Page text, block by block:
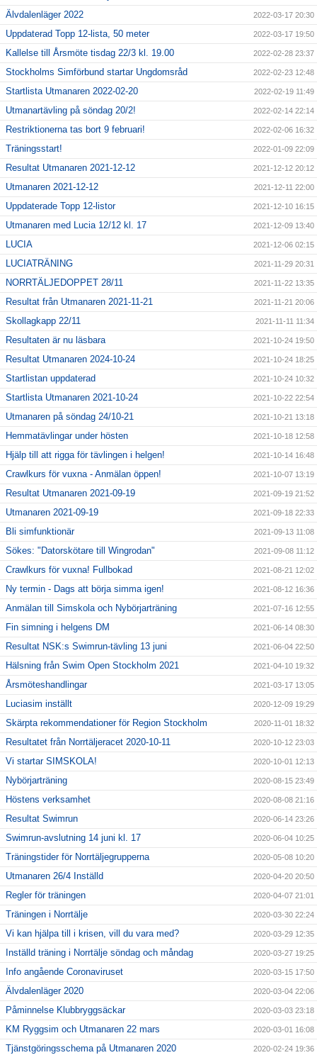
Älvdalenläger 2022 2022-03-17 20:30
Uppdaterad Topp 12-lista, 50 meter 2022-03-17 19:50
Kallelse till Årsmöte tisdag 22/3 kl. 19.00 2022-02-28 23:37
Stockholms Simförbund startar Ungdomsråd 2022-02-23 12:48
Startlista Utmanaren 2022-02-20 2022-02-19 11:49
Utmanartävling på söndag 20/2! 2022-02-14 22:14
Restriktionerna tas bort 9 februari! 2022-02-06 16:32
Träningsstart! 2022-01-09 22:09
Resultat Utmanaren 2021-12-12 2021-12-12 20:12
Utmanaren 2021-12-12 2021-12-11 22:00
Uppdaterade Topp 12-listor 2021-12-10 16:15
Utmanaren med Lucia 12/12 kl. 17 2021-12-09 13:40
LUCIA 2021-12-06 02:15
LUCIATRÄNING 2021-11-29 20:31
NORRTÄLJEDOPPET 28/11 2021-11-22 13:35
Resultat från Utmanaren 2021-11-21 2021-11-21 20:06
Skollagkapp 22/11 2021-11-11 11:34
Resultaten är nu läsbara 2021-10-24 19:50
Resultat Utmanaren 2024-10-24 2021-10-24 18:25
Startlistan uppdaterad 2021-10-24 10:32
Startlista Utmanaren 2021-10-24 2021-10-22 22:54
Utmanaren på söndag 24/10-21 2021-10-21 13:18
Hemmatävlingar under hösten 2021-10-18 12:58
Hjälp till att rigga för tävlingen i helgen! 2021-10-14 16:48
Crawlkurs för vuxna - Anmälan öppen! 2021-10-07 13:19
Resultat Utmanaren 2021-09-19 2021-09-19 21:52
Utmanaren 2021-09-19 2021-09-18 22:33
Bli simfunktionär 2021-09-13 11:08
Sökes: "Datorskötare till Wingrodan" 2021-09-08 11:12
Crawlkurs för vuxna! Fullbokad 2021-08-21 12:02
Ny termin - Dags att börja simma igen! 2021-08-12 16:36
Anmälan till Simskola och Nybörjarträning 2021-07-16 12:55
Fin simning i helgens DM 2021-06-14 08:30
Resultat NSK:s Swimrun-tävling 13 juni 2021-06-04 22:50
Hälsning från Swim Open Stockholm 2021 2021-04-10 19:32
Årsmöteshandlingar 2021-03-17 13:05
Luciasim inställt 2020-12-09 19:29
Skärpta rekommendationer för Region Stockholm 2020-11-01 18:32
Resultatet från Norrtäljeracet 2020-10-11 2020-10-12 23:03
Vi startar SIMSKOLA! 2020-10-01 12:13
Nybörjarträning 2020-08-15 23:49
Höstens verksamhet 2020-08-08 21:16
Resultat Swimrun 2020-06-14 23:26
Swimrun-avslutning 14 juni kl. 17 2020-06-04 10:25
Träningstider för Norrtäljegrupperna 2020-05-08 10:20
Utmanaren 26/4 Inställd 2020-04-20 20:50
Regler för träningen 2020-04-07 21:01
Träningen i Norrtälje 2020-03-30 22:24
Vi kan hjälpa till i krisen, vill du vara med? 2020-03-29 12:35
Inställd träning i Norrtälje söndag och måndag 2020-03-27 19:25
Info angående Coronaviruset 2020-03-15 17:50
Älvdalenläger 2020 2020-03-04 22:06
Påminnelse Klubbryggsäckar 2020-03-03 23:18
KM Ryggsim och Utmanaren 22 mars 2020-03-01 16:08
Tjänstgöringsschema på Utmanaren 2020 2020-02-24 19:36